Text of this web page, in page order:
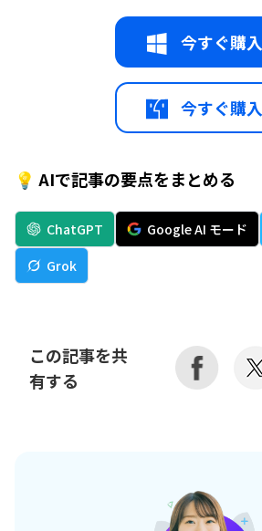
今すぐ購入
今すぐ購入
💡 AIで記事の要点をまとめる
ChatGPT Google AI モード
Grok
この記事を共
有する